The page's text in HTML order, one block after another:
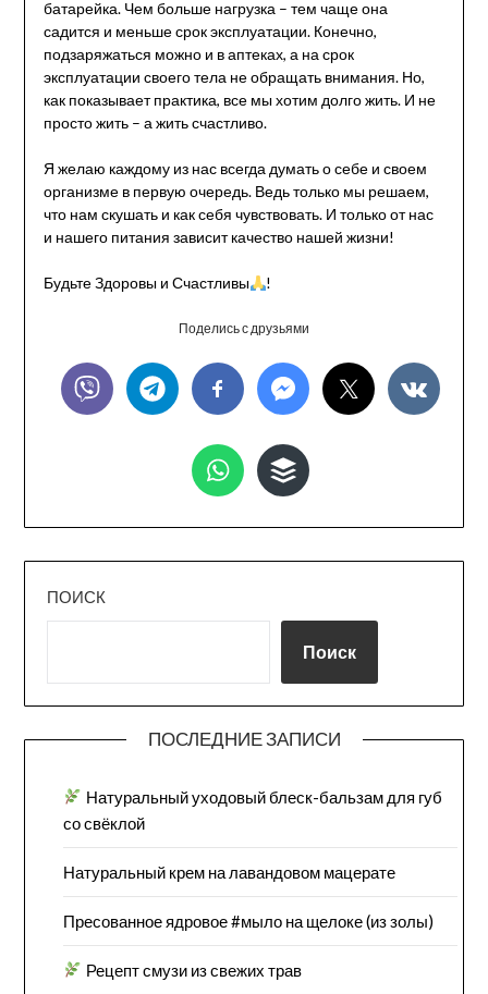
батарейка. Чем больше нагрузка – тем чаще она
садится и меньше срок эксплуатации. Конечно,
подзаряжаться можно и в аптеках, а на срок
эксплуатации своего тела не обращать внимания. Но,
как показывает практика, все мы хотим долго жить. И не
просто жить – а жить счастливо.
Я желаю каждому из нас всегда думать о себе и своем
организме в первую очередь. Ведь только мы решаем,
что нам скушать и как себя чувствовать. И только от нас
и нашего питания зависит качество нашей жизни!
Будьте Здоровы и Счастливы !
Поделись с друзьями
ПОИСК
Поиск
ПОСЛЕДНИЕ ЗАПИСИ
Натуральный уходовый блеск-бальзам для губ
со свёклой
Натуральный крем на лавандовом мацерате
Пресованное ядровое #мыло на щелоке (из золы)
Рецепт смузи из свежих трав